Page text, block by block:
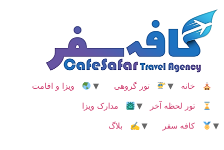
محتوا
خانه تور گروهی
ویزا و اقامت
تور لحظه آخر
مدارک ویزا
کافه سفر
✍ بلاگ